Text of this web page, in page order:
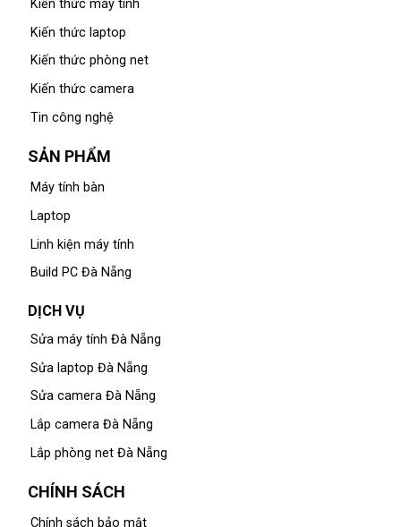
Kiến thức máy tính
Kiến thức laptop
Kiến thức phòng net
Kiến thức camera
Tin công nghệ
SẢN PHẨM
Máy tính bàn
Laptop
Linh kiện máy tính
Build PC Đà Nẵng
DỊCH VỤ
Sửa máy tính Đà Nẵng
Sửa laptop Đà Nẵng
Sửa camera Đà Nẵng
Lắp camera Đà Nẵng
Lắp phòng net Đà Nẵng
CHÍNH SÁCH
Chính sách bảo mật